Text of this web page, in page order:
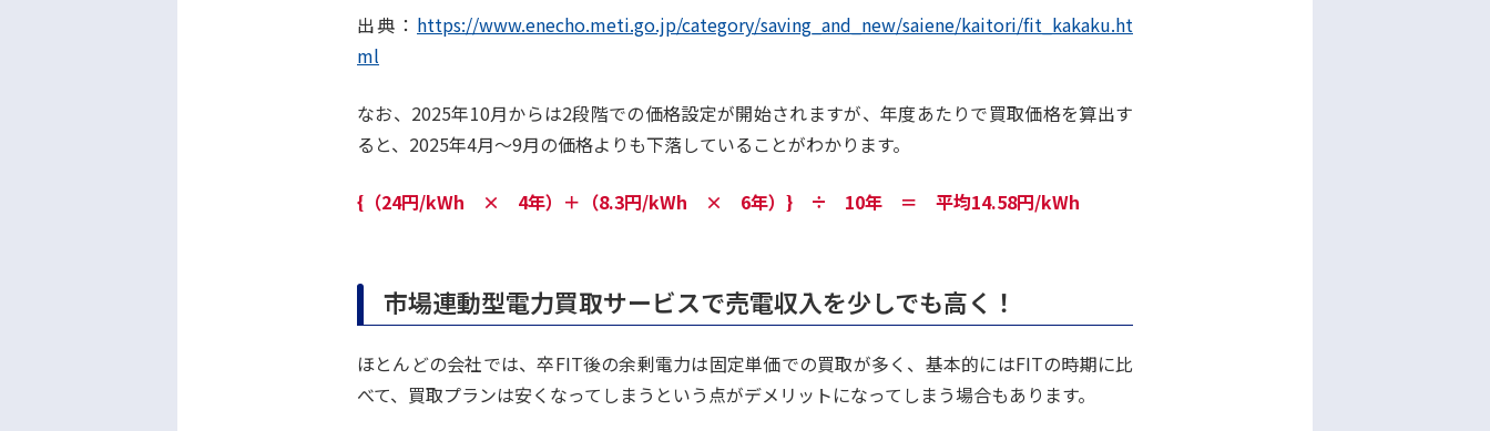
出典： https://www.enecho.meti.go.jp/category/saving_and_new/saiene/kaitori/fit_kakaku.ht
ml
なお、2025年10月からは2段階での価格設定が開始されますが、年度あたりで買取価格を算出す
ると、2025年4月～9月の価格よりも下落していることがわかります。
{（24円/kWh × 4年）＋（8.3円/kWh × 6年）} ÷ 10年 ＝ 平均14.58円/kWh
市場連動型電力買取サービスで売電収入を少しでも高く！
ほとんどの会社では、卒FIT後の余剰電力は固定単価での買取が多く、基本的にはFITの時期に比
べて、買取プランは安くなってしまうという点がデメリットになってしまう場合もあります。